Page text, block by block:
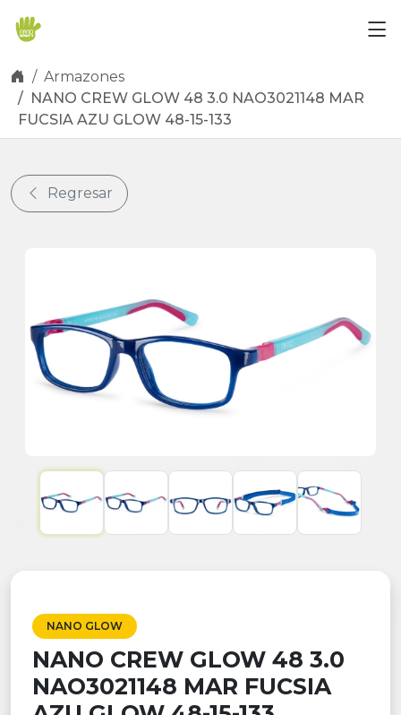
Armazones
NANO CREW GLOW 48 3.0 NAO3021148 MAR
FUCSIA AZU GLOW 48-15-133
Regresar
NANO GLOW
NANO CREW GLOW 48 3.0
NAO3021148 MAR FUCSIA